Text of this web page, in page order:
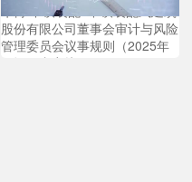
牛博 中铁装配: 中铁装配式建筑
股份有限公司董事会审计与风险
管理委员会议事规则（2025年
修订）内容摘要